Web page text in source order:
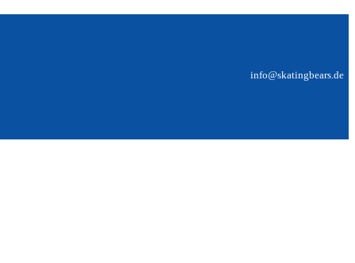
info@skatingbears.de